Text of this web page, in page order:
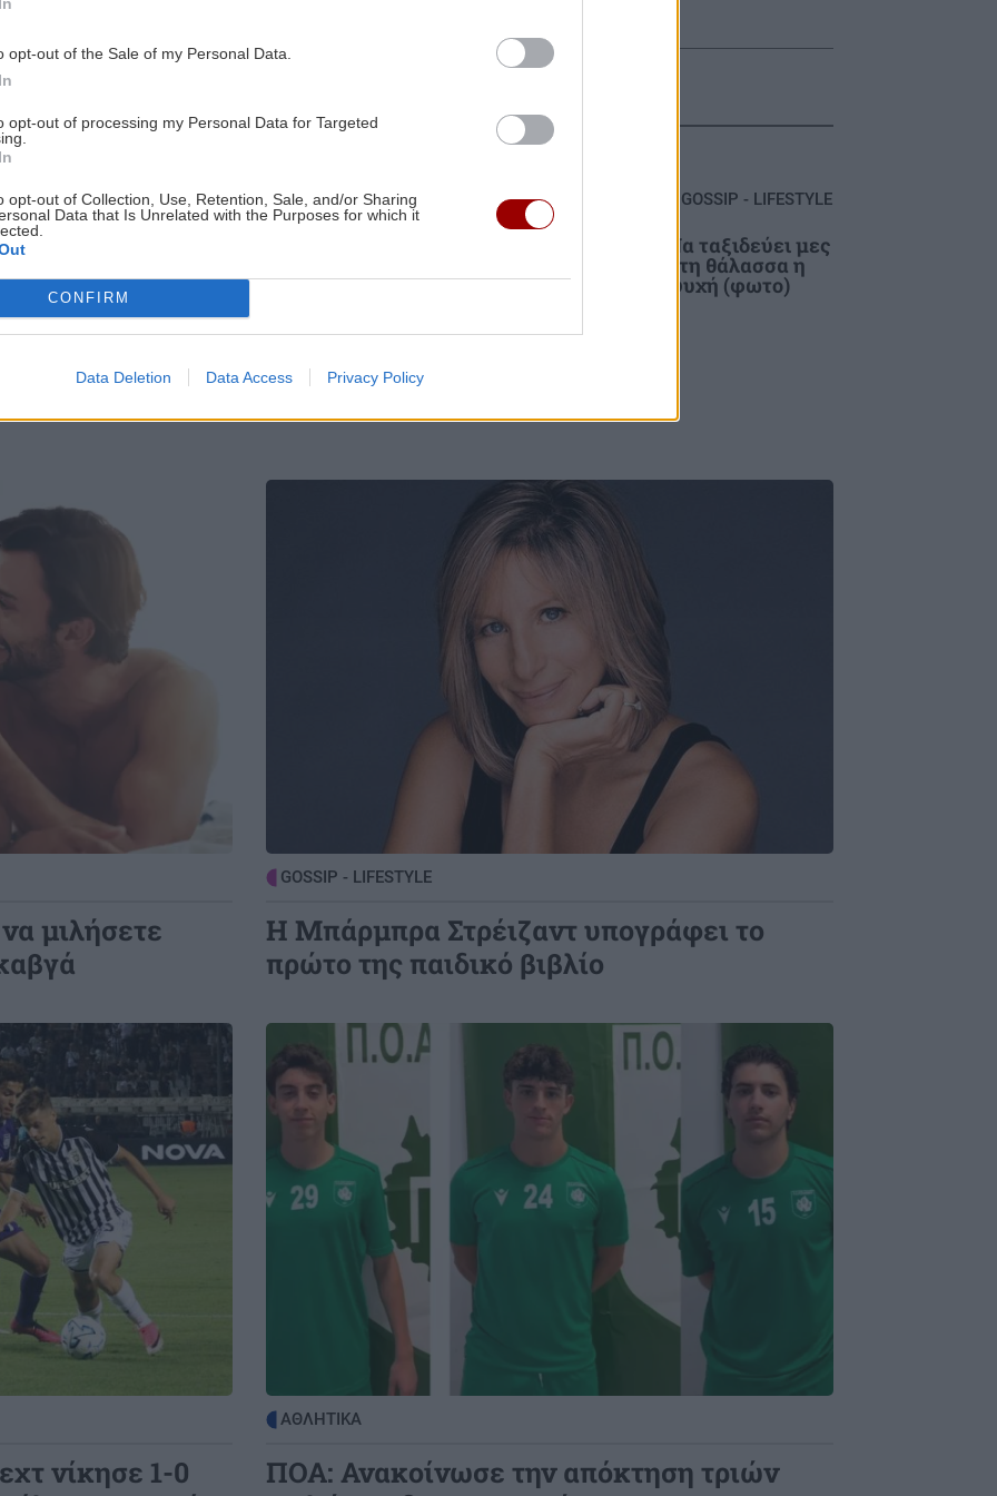
opt-out of the Sale of my Personal Data.
opt-out of processing my Personal Data for Targeted
opt-out of Collection, Use, Retention, Sale, and/or Sharing
Data that Is Unrelated with the Purposes for which it
CONFIRM
Data Deletion Data Access Privacy Policy
0
22:25
ΟΦΗ: Πολύ κοντά στην απόκτηση του
21:31
ΕΠΙΣΤΗΜΗ
εσωτερικούς χώρους, σύμφωνα με
μελέτη
21:22
ΟΙΚΟΝΟΜΙΑ
Χρέη στις Τράπεζες: Έτσι μπορείτε να
ΚΟΣΜΟΣ
Πόλεμος Ρωσίας-Ουκρανίας: Η Ρωσία
κατέρριψε 1.155 Ουκρανικά drones, το
GOSSIP - LIFESTYLE
ΚΡΗΤΗ
Δήμος Μαλεβιζίου: Στον Μάραθο η
θεατρική παράσταση "Ο Μίδας έχει
ΚΡΗΤΗ
πυρκαγιά τα
ξημερώματα
κοντά σε οικισμό
ΚΟΣΜΟΣ
παραβιάσεις και
GOSSIP - LIFESTYLE
Να ταξιδεύει μες
στη θάλασσα η
ψυχή (φωτο)
μιλήσετε
GOSSIP - LIFESTYLE
Η Μπάρμπρα Στρέιζαντ υπογράφει το
πρώτο της παιδικό βιβλίο
νίκησε 1-0
ΑΘΛΗΤΙΚΑ
ΠΟΑ: Ανακοίνωσε την απόκτηση τριών